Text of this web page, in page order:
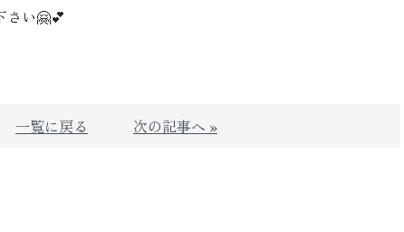
さい🤗💕
一覧に戻る 次の記事へ »